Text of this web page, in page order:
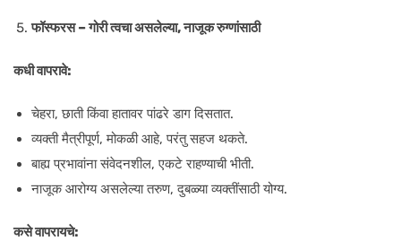
फॉस्फरस – गोरी त्वचा असलेल्या, नाजूक रुग्णांसाठी
कधी वापरावे:
चेहरा, छाती किंवा हातावर पांढरे डाग दिसतात.
व्यक्ती मैत्रीपूर्ण, मोकळी आहे, परंतु सहज थकते.
बाह्य प्रभावांना संवेदनशील, एकटे राहण्याची भीती.
नाजूक आरोग्य असलेल्या तरुण, दुबळ्या व्यक्तींसाठी योग्य.
कसे वापरायचे: